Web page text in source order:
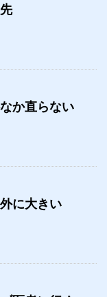
か直らない
に大きい